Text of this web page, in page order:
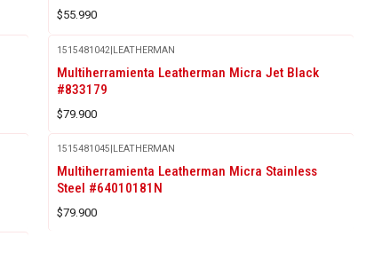
$55.990
1515481042|LEATHERMAN
Multiherramienta Leatherman Micra Jet Black
#833179
$79.900
1515481045|LEATHERMAN
Multiherramienta Leatherman Micra Stainless
Steel #64010181N
$79.900